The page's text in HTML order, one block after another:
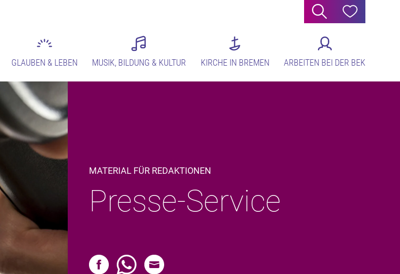
Suche Hilfe
GLAUBEN & LEBEN MUSIK, BILDUNG & KULTUR KIRCHE IN BREMEN ARBEITEN BEI DER BEK
MATERIAL FÜR REDAKTIONEN
Presse-Service